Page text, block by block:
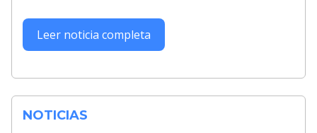
Leer noticia completa
NOTICIAS